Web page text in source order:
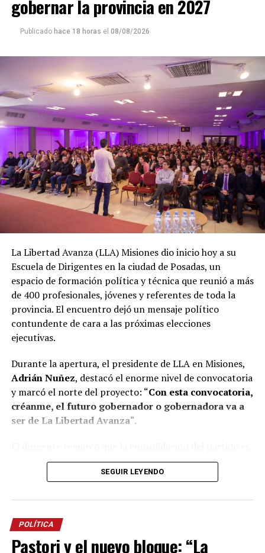
gobernar la provincia en 2027
Publicado hace 18 horas el 08/08/2026
La Libertad Avanza (LLA) Misiones dio inicio hoy a su
Escuela de Dirigentes en la ciudad de Posadas, un
espacio de formación política y técnica que reunió a más
de 400 profesionales, jóvenes y referentes de toda la
provincia. El encuentro dejó un mensaje político
contundente de cara a las próximas elecciones
ejecutivas.
Durante la apertura, el presidente de LLA en Misiones,
Adrián Nuñez, destacó el enorme nivel de convocatoria
y marcó el norte del proyecto: “Con esta convocatoria,
créanme, el futuro gobernador o gobernadora va a
ser de La Libertad Avanza“.
el resultado de un esfuerzo genuino y colectivo,
construido en tiempo récord. “Acá nadie es Maradona ni
acá es porque tuvimos la capacidad entre todos de
construir esto en menos de 18 meses”, aseguró Nuñez,
subrayando el desafío de preparar equipos técnicos
sólidos para gobernar los municipios y la provincia.
SEGUIR LEYENDO
POLÍTICA
Pastori y el nuevo bloque: “La